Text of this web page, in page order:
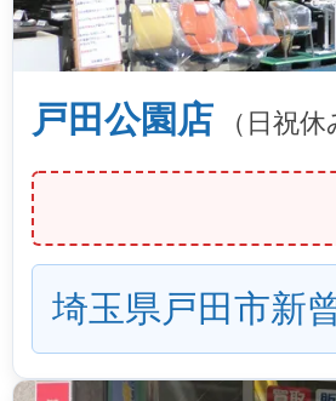
戸田公園店 （日祝休
埼玉県戸田市新